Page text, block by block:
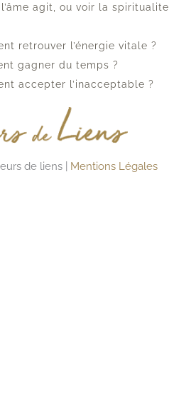
agit, ou voir la spiritualite
retrouver l’énergie vitale ?
gagner du temps ?
accepter l’inacceptable ?
de liens | Mentions Légales